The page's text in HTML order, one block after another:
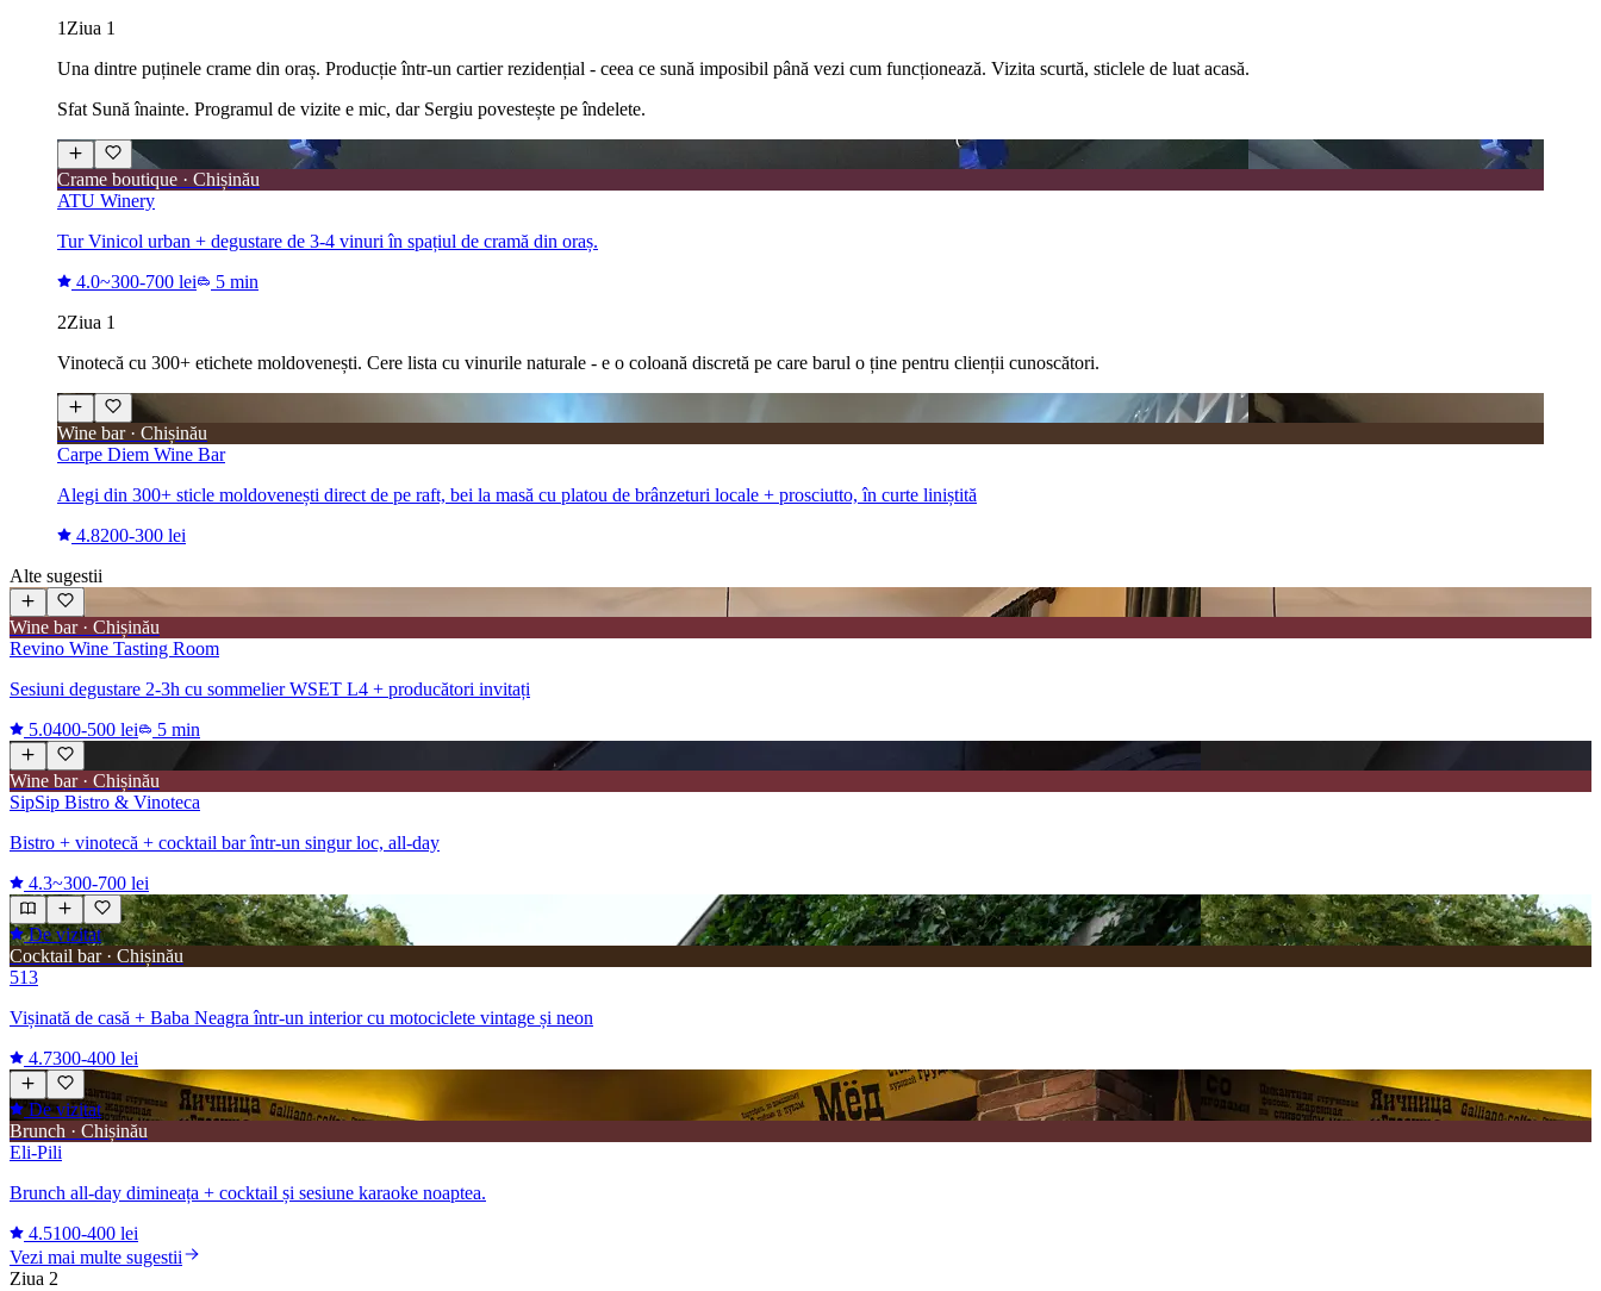
1Ziua 1
Una dintre puținele crame din oraș. Producție într-un cartier rezidențial - ceea ce sună imposibil până vezi cum funcționează. Vizita scurtă, sticlele de luat acasă.
Sfat Sună înainte. Programul de vizite e mic, dar Sergiu povestește pe îndelete.
Crame boutique · Chișinău
ATU Winery
Tur Vinicol urban + degustare de 3-4 vinuri în spațiul de cramă din oraș.
4.0~300-700 lei
5 min
2Ziua 1
Vinotecă cu 300+ etichete moldovenești. Cere lista cu vinurile naturale - e o coloană discretă pe care barul o ține pentru clienții cunoscători.
Wine bar · Chișinău
Carpe Diem Wine Bar
Alegi din 300+ sticle moldovenești direct de pe raft, bei la masă cu platou de brânzeturi locale + prosciutto, în curte liniștită
4.8200-300 lei
Alte sugestii
Wine bar · Chișinău
Revino Wine Tasting Room
Sesiuni degustare 2-3h cu sommelier WSET L4 + producători invitați
5.0400-500 lei 5 min
Wine bar · Chișinău
SipSip Bistro & Vinoteca
Bistro + vinotecă + cocktail bar într-un singur loc, all-day
4.3~300-700 lei
De vizitat
Cocktail bar · Chișinău
513
Vișinată de casă + Baba Neagra într-un interior cu motociclete vintage și neon
4.7300-400 lei
De vizitat
Brunch · Chișinău
Eli-Pili
Brunch all-day dimineața + cocktail și sesiune karaoke noaptea.
4.5100-400 lei
Vezi mai multe sugestii
Ziua 2